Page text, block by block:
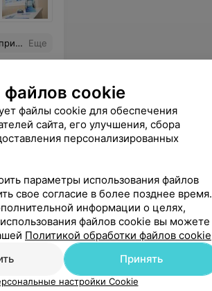
Еще
файлов cookie
файлы cookie для обеспечения
сайта, его улучшения, сбора
персонализированных
параметры использования файлов
свое согласие в более позднее время.
информации о целях,
файлов cookie вы можете
Политикой обработки файлов cookie
Принять
настройки Cookie